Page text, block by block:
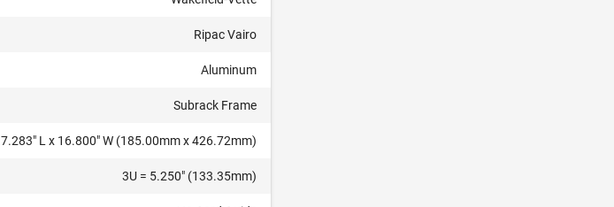
Ripac Vairo
Aluminum
Subrack Frame
7.283" L x 16.800" W (185.00mm x 426.72mm)
3U = 5.250" (133.35mm)